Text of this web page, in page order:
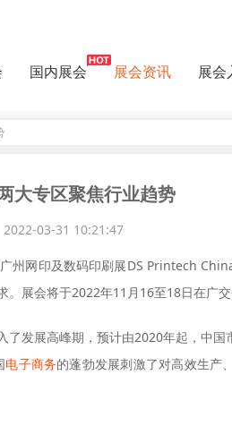
国内展会 展会资讯 展会
大专区聚焦行业趋势
2022-03-31 10:21:47
州网印及数码印刷展DS Printech
展会将于2022年11月16至18日在广交
发展高峰期，预计由2020年起，中国
电子商务的蓬勃发展刺激了对高效生产